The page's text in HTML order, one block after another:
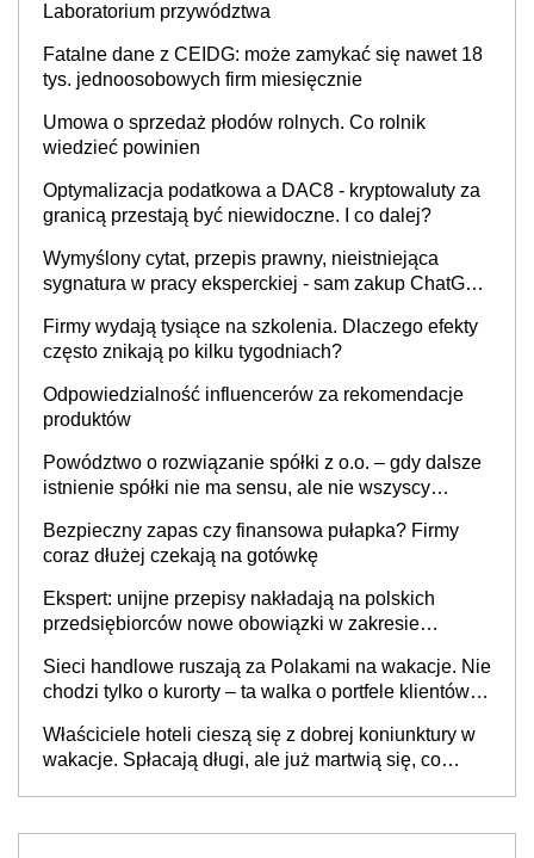
Laboratorium przywództwa
Fatalne dane z CEIDG: może zamykać się nawet 18
tys. jednoosobowych firm miesięcznie
Umowa o sprzedaż płodów rolnych. Co rolnik
wiedzieć powinien
Optymalizacja podatkowa a DAC8 - kryptowaluty za
granicą przestają być niewidoczne. I co dalej?
Wymyślony cytat, przepis prawny, nieistniejąca
sygnatura w pracy eksperckiej - sam zakup ChatGPT
Firmy wydają tysiące na szkolenia. Dlaczego efekty
często znikają po kilku tygodniach?
Odpowiedzialność influencerów za rekomendacje
produktów
Powództwo o rozwiązanie spółki z o.o. – gdy dalsze
istnienie spółki nie ma sensu, ale nie wszyscy
Bezpieczny zapas czy finansowa pułapka? Firmy
coraz dłużej czekają na gotówkę
Ekspert: unijne przepisy nakładają na polskich
przedsiębiorców nowe obowiązki w zakresie
Sieci handlowe ruszają za Polakami na wakacje. Nie
chodzi tylko o kurorty – ta walka o portfele klientów
cichu
Właściciele hoteli cieszą się z dobrej koniunktury w
wakacje. Spłacają długi, ale już martwią się, co